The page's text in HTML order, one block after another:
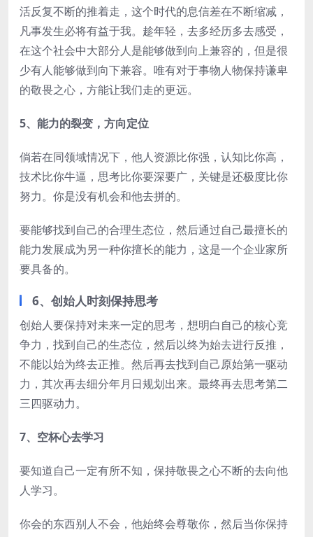
活反复不断的推着走，这个时代的息信差在不断缩减，
凡事发生必将有益于我。趁年轻，去多经历多去感受，
在这个社会中大部分人是能够做到向上兼容的，但是很
少有人能够做到向下兼容。唯有对于事物人物保持谦卑
的敬畏之心，方能让我们走的更远。
5、能力的裂变，方向定位
倘若在同领域情况下，他人资源比你强，认知比你高，
技术比你牛逼，思考比你要深要广，关键是还极度比你
努力。你是没有机会和他去拼的。
要能够找到自己的合理生态位，然后通过自己最擅长的
能力发展成为另一种你擅长的能力，这是一个企业家所
要具备的。
6、创始人时刻保持思考
创始人要保持对未来一定的思考，想明白自己的核心竞
争力，找到自己的生态位，然后以终为始去进行反推，
不能以始为终去正推。然后再去找到自己原始第一驱动
力，其次再去细分年月日规划出来。最终再去思考第二
三四驱动力。
7、空杯心去学习
要知道自己一定有所不知，保持敬畏之心不断的去向他
人学习。
你会的东西别人不会，他始终会尊敬你，然后当你保持